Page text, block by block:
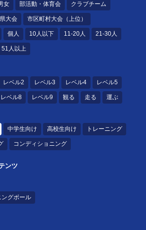
女 部活動・体育会 クラブチーム
県大会 市区町村大会（上位）
個人 10人以下 11-20人 21-30人
51人以上
レベル2 レベル3 レベル4 レベル5
レベル8 レベル9 観る 走る 運ぶ
中学生向け 高校生向け トレーニング
コンディショニング
ンツ
ングボール